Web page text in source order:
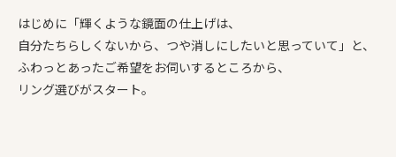
はじめに「輝くような鏡面の仕上げは、
自分たちらしくないから、つや消しにしたいと思っていて」と、
ふわっとあったご希望をお伺いするところから、
リング選びがスタート。